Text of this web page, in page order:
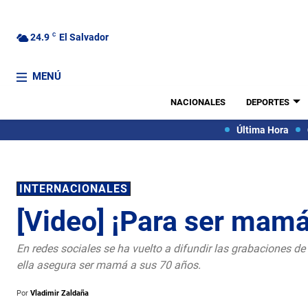
24.9 C El Salvador
MENÚ
NACIONALES DEPORTES
Última Hora
INTERNACIONALES
[Video] ¡Para ser
En redes sociales se ha vuelto a difundir las grabaciones
ella asegura ser mamá a sus 70 años.
Por Vladimir Zaldaña